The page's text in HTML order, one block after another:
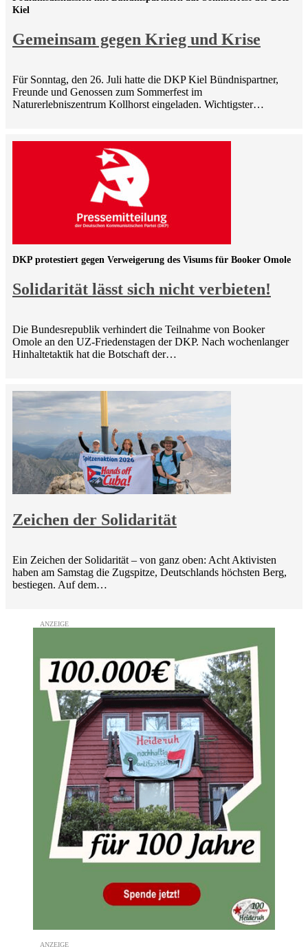
Gemeinsam gegen Krieg und Krise
Kiel
Für Sonntag, den 26. Juli hatte die DKP Kiel Bündnispartner,
Freunde und Genossen zum Sommerfest im
Naturerlebniszentrum Kollhorst eingeladen. Wichtigster…
Solidarität lässt sich nicht verbieten!
DKP protestiert gegen Verweigerung des Visums für Booker Omole
Die Bundesrepublik verhindert die Teilnahme von Booker
Omole an den UZ-Friedenstagen der DKP. Nach wochenlanger
Hinhaltetaktik hat die Botschaft der…
Zeichen der Solidarität
Ein Zeichen der Solidarität – von ganz oben: Acht Aktivisten
haben am Samstag die Zugspitze, Deutschlands höchsten Berg,
bestiegen. Auf dem…